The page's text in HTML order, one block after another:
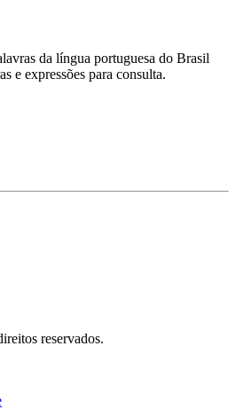
da língua portuguesa do Brasil
e expressões para consulta.
reservados.